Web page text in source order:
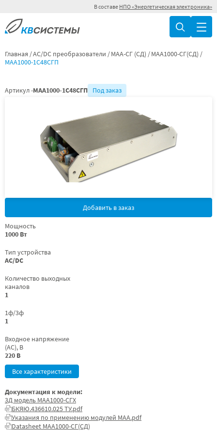
В составе НПО «Энергетическая электроника»
Главная AC/DC преобразователи МАА-СГ (СД)
МАА1000-СГ(СД)
МАА1000-1С48СГП
Артикул -МАА1000-1С48СГП Под заказ
Добавить в заказ
Мощность
1000 Вт
Тип устройства
AC/DC
Количество выходных
каналов
1
1ф/3ф
1
Входное напряжение
(AC), В
220 В
Все характеристики
Документация к модели:
3Д модель МАА1000-СГХ
БКЯЮ.436610.025 ТУ.pdf
Указания по применению модулей МАА.pdf
Datasheet МАА1000-СГ(СД)